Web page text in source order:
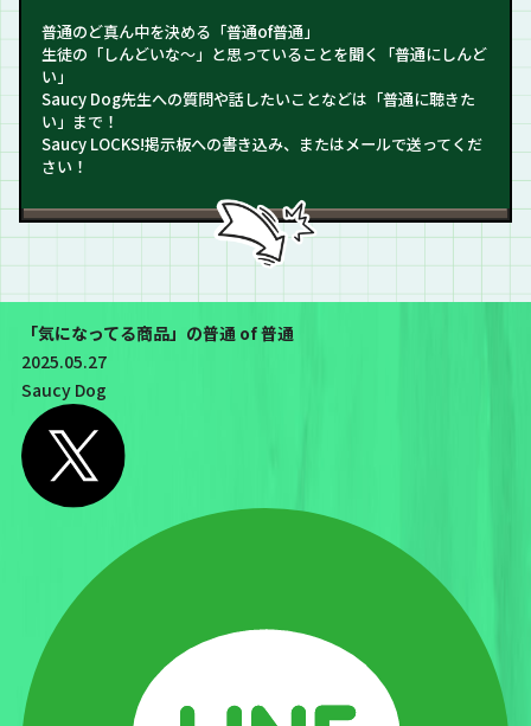
普通のど真ん中を決める「普通of普通」
生徒の「しんどいな～」と思っていることを聞く「普通にしんど
い」
Saucy Dog先生への質問や話したいことなどは「普通に聴きた
い」まで！
Saucy LOCKS!掲示板への書き込み、またはメールで送ってくだ
さい！
「気になってる商品」の普通 of 普通
2025.05.27
Saucy Dog